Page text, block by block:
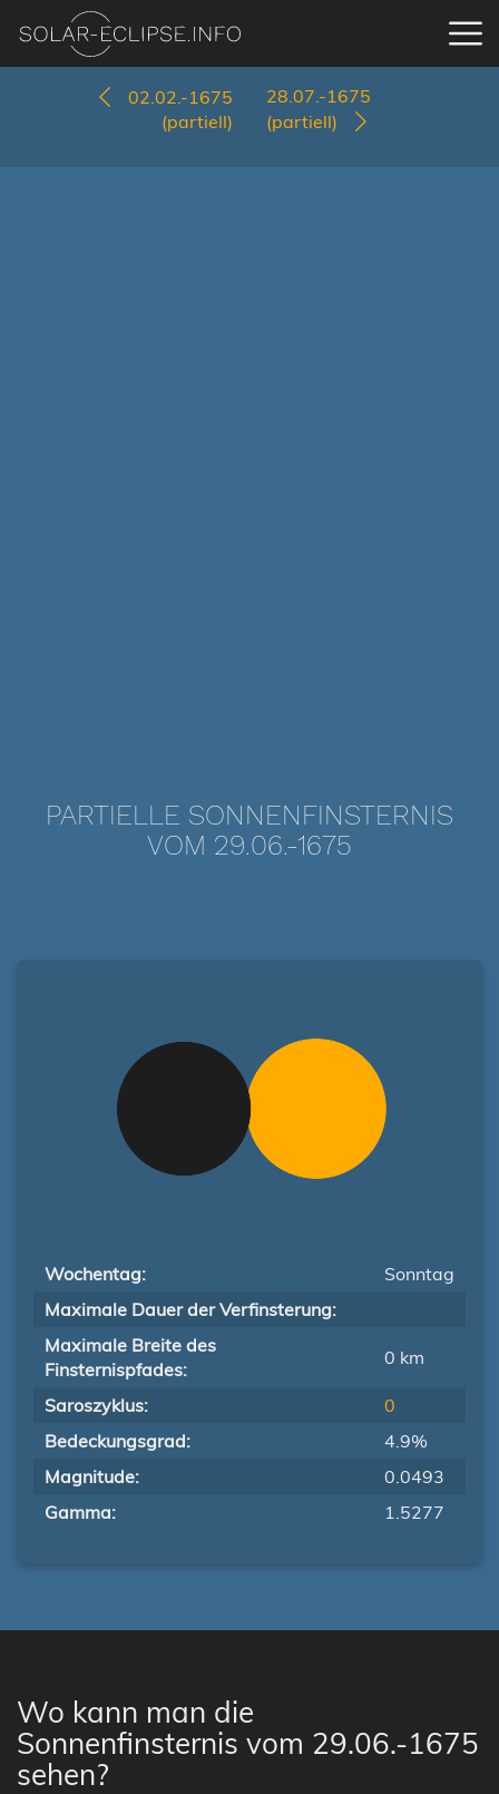
02.02.-1675
(partiell)
28.07.-1675
(partiell)
PARTIELLE SONNENFINSTERNIS
VOM 29.06.-1675
Wochentag:
Sonntag
Maximale Dauer der Verfinsterung:
Maximale Breite des
Finsternispfades:
0 km
Saroszyklus:
0
Bedeckungsgrad:
4.9%
Magnitude:
0.0493
Gamma:
1.5277
Wo kann man die
Sonnenfinsternis vom 29.06.-1675
sehen?